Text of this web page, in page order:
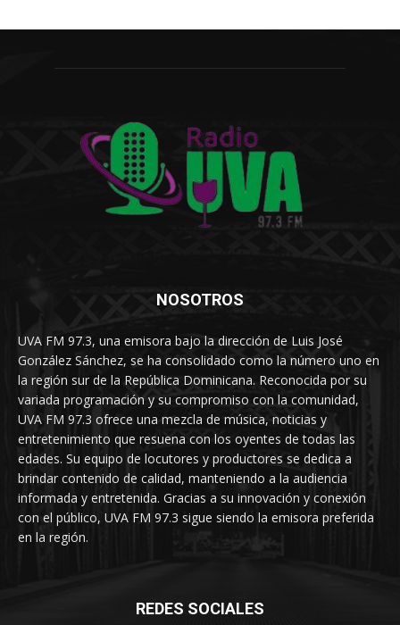
NOSOTROS
UVA FM 97.3, una emisora bajo la dirección de Luis José
González Sánchez, se ha consolidado como la número uno en
la región sur de la República Dominicana. Reconocida por su
variada programación y su compromiso con la comunidad,
UVA FM 97.3 ofrece una mezcla de música, noticias y
entretenimiento que resuena con los oyentes de todas las
edades. Su equipo de locutores y productores se dedica a
brindar contenido de calidad, manteniendo a la audiencia
informada y entretenida. Gracias a su innovación y conexión
con el público, UVA FM 97.3 sigue siendo la emisora preferida
en la región.
REDES SOCIALES